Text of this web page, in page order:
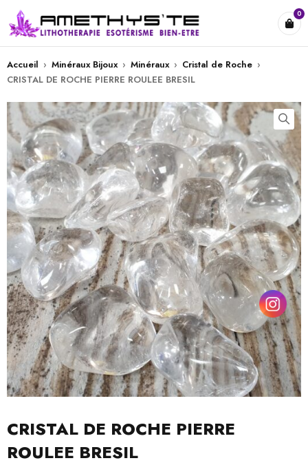
0
Accueil › Minéraux Bijoux › Minéraux › Cristal de Roche ›
CRISTAL DE ROCHE PIERRE ROULEE BRESIL
CRISTAL DE ROCHE PIERRE
ROULEE BRESIL